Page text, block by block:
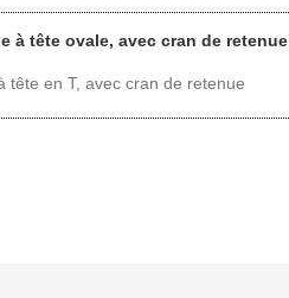
à tête ovale, avec cran de retenue
tête en T, avec cran de retenue